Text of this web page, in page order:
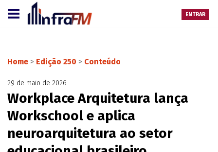
ENTRAR
Home > Edição 250 > Conteúdo
29 de maio de 2026
Workplace Arquitetura lança
Workschool e aplica
neuroarquitetura ao setor